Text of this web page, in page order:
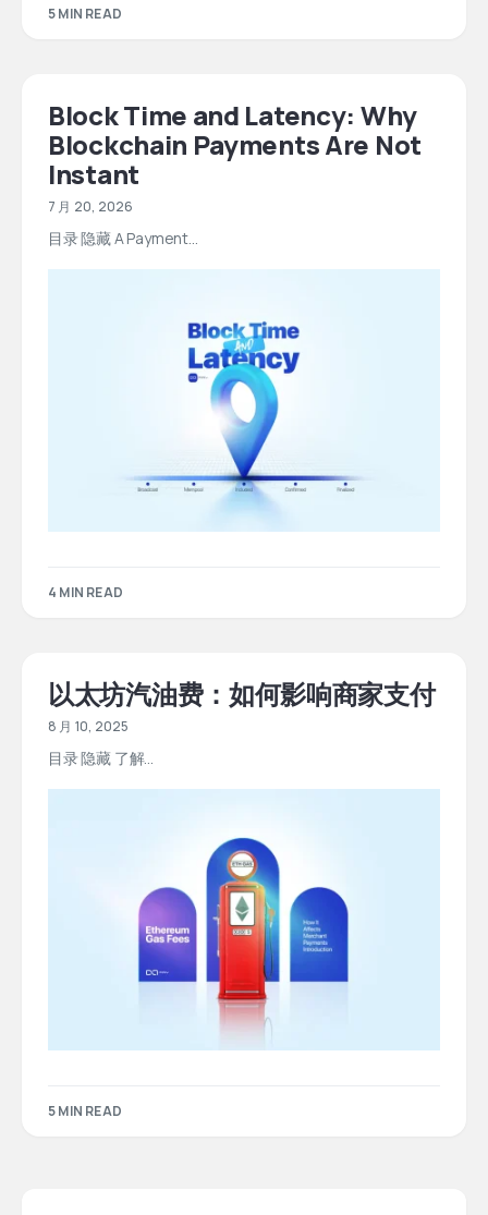
5 MIN READ
Block Time and Latency: Why
Blockchain Payments Are Not
Instant
7 月 20, 2026
目录 隐藏 A Payment…
4 MIN READ
以太坊汽油费：如何影响商家支付
8 月 10, 2025
目录 隐藏 了解...
5 MIN READ